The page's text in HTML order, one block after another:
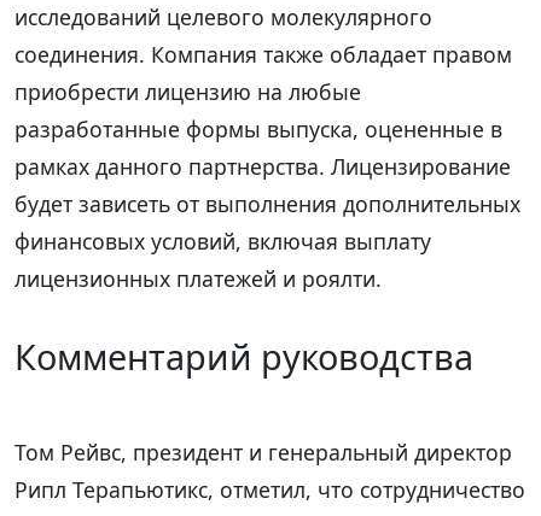
исследований целевого молекулярного
соединения. Компания также обладает правом
приобрести лицензию на любые
разработанные формы выпуска, оцененные в
рамках данного партнерства. Лицензирование
будет зависеть от выполнения дополнительных
финансовых условий, включая выплату
лицензионных платежей и роялти.
Комментарий руководства
Том Рейвс, президент и генеральный директор
Рипл Терапьютикс, отметил, что сотрудничество